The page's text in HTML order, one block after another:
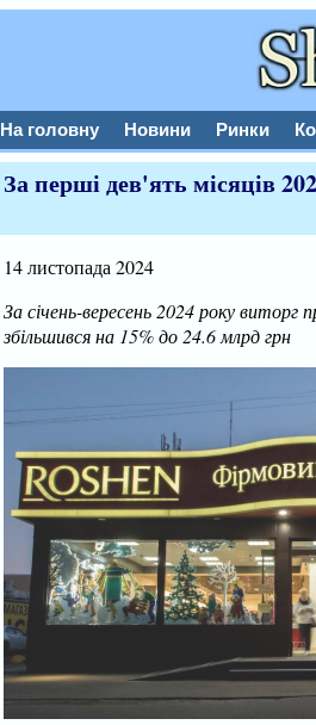
На головну Новини Ринки
За перші дев'ять місяців
14 листопада 2024
За січень-вересень 2024 року виторг
збільшився на 15% до 24.6 млрд грн